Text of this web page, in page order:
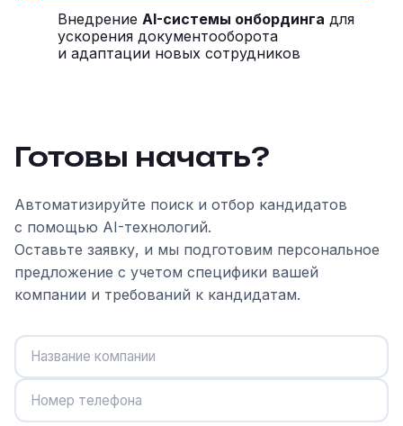
Внедрение AI-системы онбординга для
ускорения документооборота
и адаптации новых сотрудников
Готовы начать?
Автоматизируйте поиск и отбор кандидатов
с помощью AI-технологий.
Оставьте заявку, и мы подготовим персональное
предложение с учетом специфики вашей
компании и требований к кандидатам.